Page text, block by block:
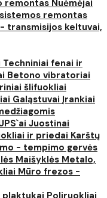
remontas Nuėmėjai
remontas
transmisijos keltuvai,
Techniniai fenai ir
Betono vibratoriai
šlifuokliai
Galąstuvai Įrankiai
Juostinai
ir priedai Karštų
- tempimo gervės
Maišyklės Metalo,
Mūro frezos -
Poliruokliai